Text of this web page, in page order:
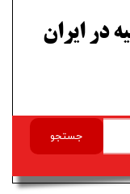
جستجو
در ایران